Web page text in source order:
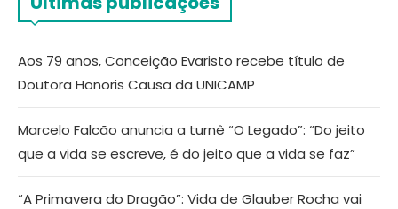
Aos 79 anos, Conceição Evaristo recebe título de
Doutora Honoris Causa da UNICAMP
Marcelo Falcão anuncia a turnê “O Legado”: “Do jeito
que a vida se escreve, é do jeito que a vida se faz”
“A Primavera do Dragão”: Vida de Glauber Rocha vai